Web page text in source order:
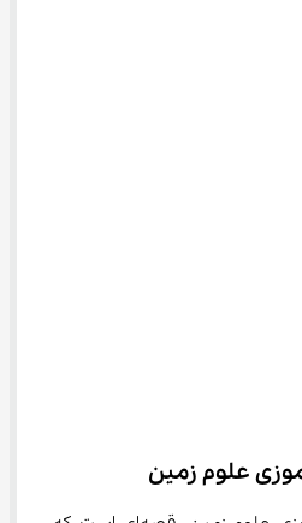
علوم زمین